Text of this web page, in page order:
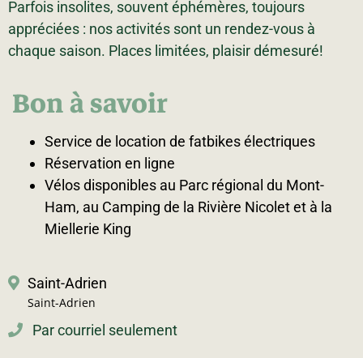
Parfois insolites, souvent éphémères, toujours
appréciées : nos activités sont un rendez-vous à
chaque saison. Places limitées, plaisir démesuré!
Bon à savoir
Service de location de fatbikes électriques
Réservation en ligne
Vélos disponibles au Parc régional du Mont-
Ham, au Camping de la Rivière Nicolet et à la
Miellerie King
Saint-Adrien
Saint-Adrien
Par courriel seulement